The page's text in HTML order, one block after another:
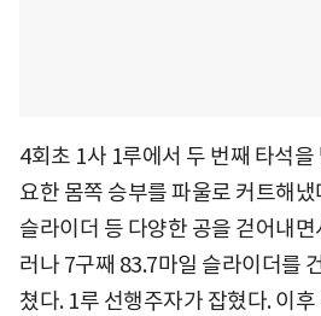
4회초 1사 1루에서 두 번째 타석을
요한 몸쪽 승부를 파울로 커트해
슬라이더 등 다양한 공을 걷어내
러나 7구째 83.7마일 슬라이더를
쳤다. 1루 선행주자가 잡혔다. 이